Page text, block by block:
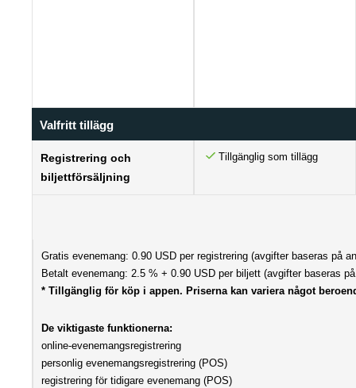
Valfritt tillägg
Registrering och
biljettförsäljning
Tillgänglig som tillägg
Gratis evenemang: 0.90 USD per registrering (avgifter baseras på
Betalt evenemang: 2.5 % + 0.90 USD per biljett (avgifter baseras
* Tillgänglig för köp i appen. Priserna kan variera något
De viktigaste funktionerna:
online-evenemangsregistrering
personlig evenemangsregistrering (POS)
registrering för tidigare evenemang (POS)